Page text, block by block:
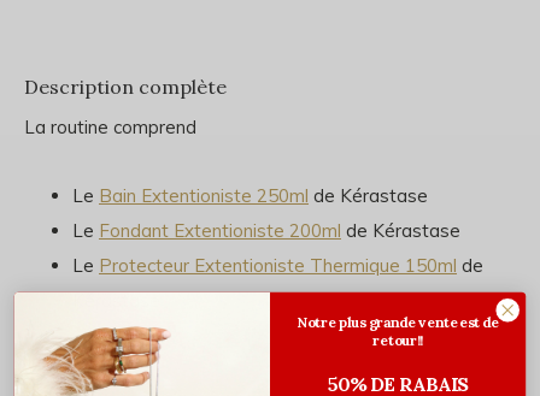
Description complète
La routine comprend
Le Bain Extentioniste 250ml de Kérastase
Le Fondant Extentioniste 200ml de Kérastase
Le Protecteur Extentioniste Thermique 150ml de
Kérastase
Notre plus grande vente est de
retour!!
50% DE RABAIS